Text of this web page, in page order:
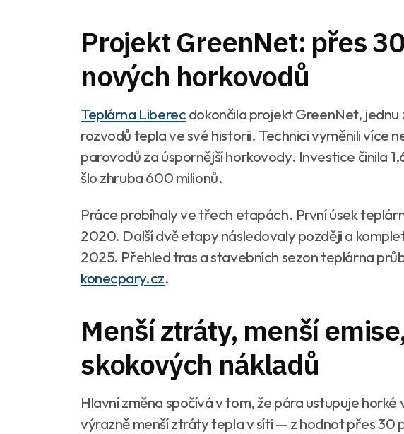
Projekt GreenNet: přes
nových horkovodů
Teplárna Liberecdokončila projekt GreenNet,
rozvodů tepla ve své historii. Technici vyměnili více
parovodů za úspornější horkovody. Investice činila
šlo zhruba 600 milionů.
Práce probíhaly ve třech etapách. První úsek
2020. Další dvě etapy následovaly později a
2025. Přehled tras a stavebních sezon teplárna
konecpary.cz.
Menší ztráty, menší
skokových nákladů
Hlavní změna spočívá v tom, že pára ustupuje
výrazně menší ztráty tepla v síti — z hodnot přes 30